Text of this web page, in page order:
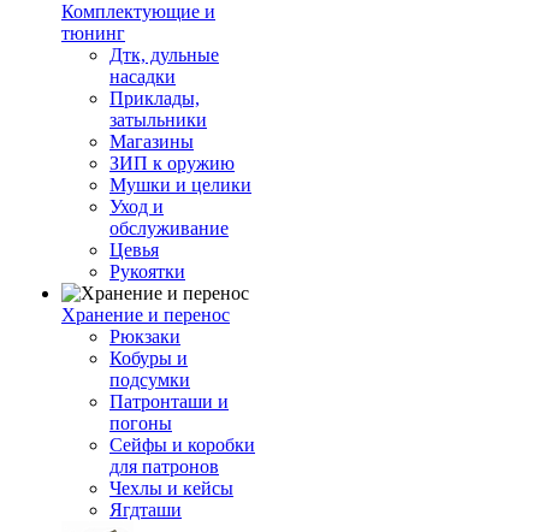
Комплектующие и
тюнинг
Дтк, дульные
насадки
Приклады,
затыльники
Магазины
ЗИП к оружию
Мушки и целики
Уход и
обслуживание
Цевья
Рукоятки
Хранение и перенос
Рюкзаки
Кобуры и
подсумки
Патронташи и
погоны
Сейфы и коробки
для патронов
Чехлы и кейсы
Ягдташи